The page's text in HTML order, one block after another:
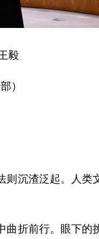
毅
）
沉渣泛起。人类
折前行。眼下的